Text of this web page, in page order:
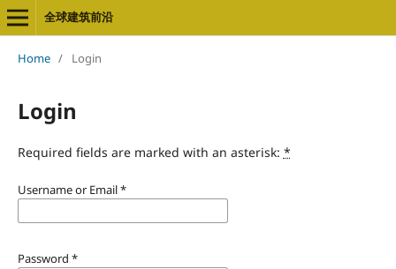
全球建筑前沿
Home / Login
Login
Required fields are marked with an asterisk: *
Username or Email*
Password *